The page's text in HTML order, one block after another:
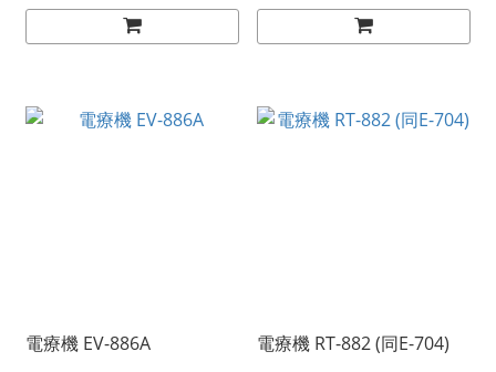
電療機 EV-886A 電療機 RT-882 (同E-704)